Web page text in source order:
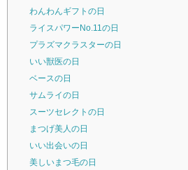
わんわんギフトの日
ライスパワーNo.11の日
プラズマクラスターの日
いい獣医の日
ベースの日
サムライの日
スーツセレクトの日
まつげ美人の日
いい出会いの日
美しいまつ毛の日